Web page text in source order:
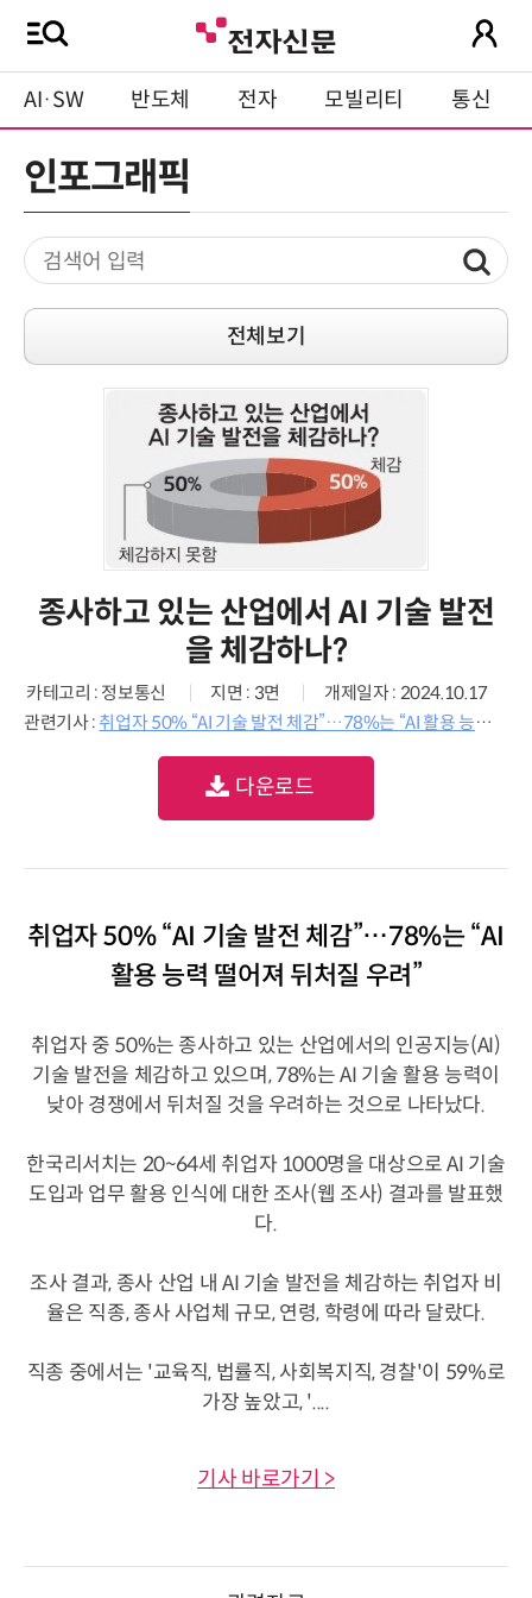
AI·SW 반도체 전자 모빌리티 통신
인포그래픽
전체보기
종사하고 있는 산업에서 AI 기술 발전
을 체감하나?
카테고리 : 정보통신 지면 : 3면
개제일자 : 2024.10.17
관련기사 : 취업자 50% “AI 기술 발전 체감”…78%는 “AI 활용 능력 떨어져 뒤처질 우려”
다운로드
취업자 50% “AI 기술 발전 체감”…78%는 “AI
활용 능력 떨어져 뒤처질 우려”
취업자 중 50%는 종사하고 있는 산업에서의 인공지능(AI)
기술 발전을 체감하고 있으며, 78%는 AI 기술 활용 능력이
낮아 경쟁에서 뒤처질 것을 우려하는 것으로 나타났다.
한국리서치는 20~64세 취업자 1000명을 대상으로 AI 기술
도입과 업무 활용 인식에 대한 조사(웹 조사) 결과를 발표했
다.
조사 결과, 종사 산업 내 AI 기술 발전을 체감하는 취업자 비
율은 직종, 종사 사업체 규모, 연령, 학령에 따라 달랐다.
직종 중에서는 '교육직, 법률직, 사회복지직, 경찰'이 59%로
가장 높았고, '....
기사 바로가기 >